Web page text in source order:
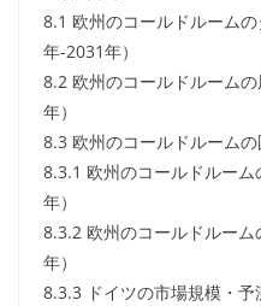
8.1 欧州のコールドルーム
年-2031年）
8.2 欧州のコールドルーム
年）
8.3 欧州のコールドルーム
8.3.1 欧州のコールドルー
年）
8.3.2 欧州のコールドルー
年）
8.3.3 ドイツの市場規模・予